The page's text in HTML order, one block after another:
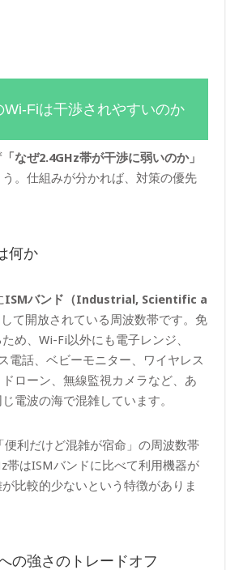
Wi-Fiは干渉されやすいのか
「なぜ2.4GHz帯が干渉に弱いのか」
。仕組みが分かれば、対策の優先
何か
ISMバンド（Industrial, Scientific a​
て開放されている周波数帯です。免
め、Wi-Fi以外にも電子レンジ、
電話、ベビーモニター、ワイヤレス
ローン、無線監視カメラなど、あ
電波の海で混雑しています。
便利だけど混雑が宿命」の周波数帯
帯はISMバンドに比べて利用機器が
比較的少ないという特徴がありま
の強さのトレードオフ